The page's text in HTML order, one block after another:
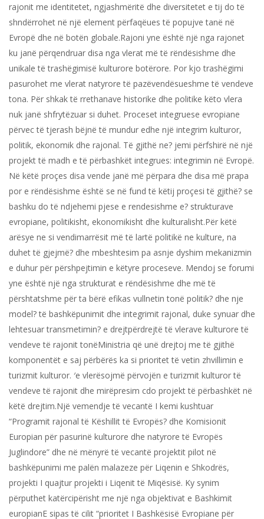
rajonit me identitetet, ngjashmëritë dhe diversitetet e tij do të
shndërrohet në një element përfaqëues të popujve tanë në
Evropë dhe në botën globale.Rajoni yne është një nga rajonet
ku janë përqendruar disa nga vlerat më të rëndësishme dhe
unikale të trashëgimisë kulturore botërore. Por kjo trashëgimi
pasurohet me vlerat natyrore të pazëvendësueshme të vendeve
tona. Për shkak të rrethanave historike dhe politike këto vlera
nuk janë shfrytëzuar si duhet. Proceset integruese evropiane
përvec të tjerash bëjnë të mundur edhe një integrim kulturor,
politik, ekonomik dhe rajonal. Të gjithë ne? jemi përfshirë në një
projekt të madh e të përbashkët integrues: integrimin në Evropë.
Në këtë proçes disa vende janë më përpara dhe disa më prapa
por e rëndësishme është se në fund të këtij proçesi të gjithë? se
bashku do të ndjehemi pjese e rendesishme e? strukturave
evropiane, politikisht, ekonomikisht dhe kulturalisht.Për këtë
arësye ne si vendimarrësit më të lartë politikë ne kulture, na
duhet të gjejmë? dhe mbeshtesim pa asnje dyshim mekanizmin
e duhur për përshpejtimin e këtyre proceseve. Mendoj se forumi
yne është një nga strukturat e rëndësishme dhe më të
përshtatshme për ta bërë efikas vullnetin tonë politik? dhe nje
model? të bashkëpunimit dhe integrimit rajonal, duke synuar dhe
lehtesuar transmetimin? e drejtpërdrejtë të vlerave kulturore të
vendeve të rajonit tonëMinistria që unë drejtoj me të gjithë
komponentët e saj përbërës ka si prioritet të vetin zhvillimin e
turizmit kulturor. ′e vlerësojmë përvojën e turizmit kulturor të
vendeve të rajonit dhe mirëpresim cdo projekt të përbashkët në
këtë drejtim.Një vemendje të vecantë I kemi kushtuar
“Programit rajonal të Këshillit të Evropës? dhe Komisionit
Europian për pasurinë kulturore dhe natyrore të Evropës
Juglindore” dhe në mënyrë të vecantë projektit pilot në
bashkëpunimi me palën malazeze për Liqenin e Shkodrës,
projekti I quajtur projekti i Liqenit të Miqësisë. Ky synim
përputhet katërcipërisht me një nga objektivat e Bashkimit
europianE sipas të cilit “prioritet I Bashkësisë Evropiane për